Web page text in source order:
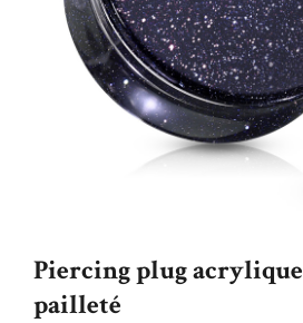
Piercing plug acrylique
pailleté